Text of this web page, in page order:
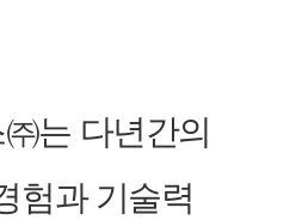
는 다년간의
험과 기술력